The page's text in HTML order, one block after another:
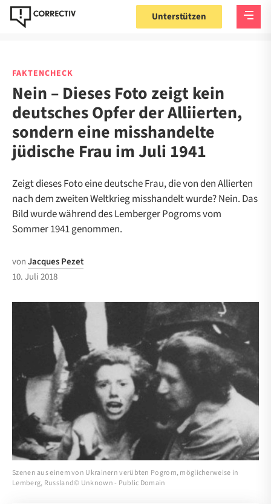
Unterstützen
FAKTENCHECK
Nein – Dieses Foto zeigt kein
deutsches Opfer der Alliierten,
sondern eine misshandelte
jüdische Frau im Juli 1941
Zeigt dieses Foto eine deutsche Frau, die von den Allierten
nach dem zweiten Weltkrieg misshandelt wurde? Nein. Das
Bild wurde während des Lemberger Pogroms vom
Sommer 1941 genommen.
vonJacques Pezet
10. Juli 2018
Szenen aus einem von Ukrainern verübten Pogrom, möglicherweise in
Lemberg, Russland© Unknown - Public Domain